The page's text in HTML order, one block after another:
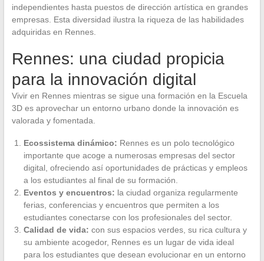
independientes hasta puestos de dirección artística en grandes
empresas. Esta diversidad ilustra la riqueza de las habilidades
adquiridas en Rennes.
Rennes: una ciudad propicia
para la innovación digital
Vivir en Rennes mientras se sigue una formación en la Escuela
3D es aprovechar un entorno urbano donde la innovación es
valorada y fomentada.
Ecossistema dinámico: Rennes es un polo tecnológico
importante que acoge a numerosas empresas del sector
digital, ofreciendo así oportunidades de prácticas y empleos
a los estudiantes al final de su formación.
Eventos y encuentros: la ciudad organiza regularmente
ferias, conferencias y encuentros que permiten a los
estudiantes conectarse con los profesionales del sector.
Calidad de vida: con sus espacios verdes, su rica cultura y
su ambiente acogedor, Rennes es un lugar de vida ideal
para los estudiantes que desean evolucionar en un entorno